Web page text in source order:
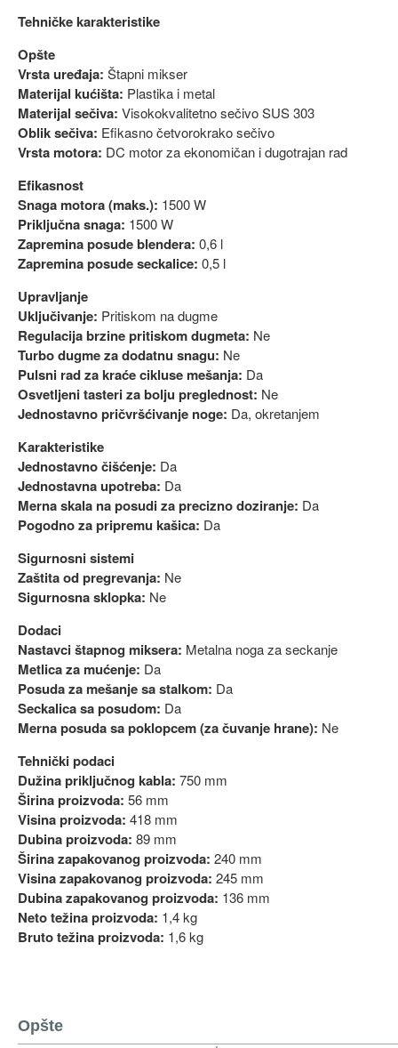
Tehničke karakteristike
Opšte
Vrsta uređaja: Štapni mikser
Materijal kućišta: Plastika i metal
Materijal sečiva: Visokokvalitetno sečivo SUS 303
Oblik sečiva: Efikasno četvorokrako sečivo
Vrsta motora: DC motor za ekonomičan i dugotrajan rad
Efikasnost
Snaga motora (maks.): 1500 W
Priključna snaga: 1500 W
Zapremina posude blendera: 0,6 l
Zapremina posude seckalice: 0,5 l
Upravljanje
Uključivanje: Pritiskom na dugme
Regulacija brzine pritiskom dugmeta: Ne
Turbo dugme za dodatnu snagu: Ne
Pulsni rad za kraće cikluse mešanja: Da
Osvetljeni tasteri za bolju preglednost: Ne
Jednostavno pričvršćivanje noge: Da, okretanjem
Karakteristike
Jednostavno čišćenje: Da
Jednostavna upotreba: Da
Merna skala na posudi za precizno doziranje: Da
Pogodno za pripremu kašica: Da
Sigurnosni sistemi
Zaštita od pregrevanja: Ne
Sigurnosna sklopka: Ne
Dodaci
Nastavci štapnog miksera: Metalna noga za seckanje
Metlica za mućenje: Da
Posuda za mešanje sa stalkom: Da
Seckalica sa posudom: Da
Merna posuda sa poklopcem (za čuvanje hrane): Ne
Tehnički podaci
Dužina priključnog kabla: 750 mm
Širina proizvoda: 56 mm
Visina proizvoda: 418 mm
Dubina proizvoda: 89 mm
Širina zapakovanog proizvoda: 240 mm
Visina zapakovanog proizvoda: 245 mm
Dubina zapakovanog proizvoda: 136 mm
Neto težina proizvoda: 1,4 kg
Bruto težina proizvoda: 1,6 kg
Opšte